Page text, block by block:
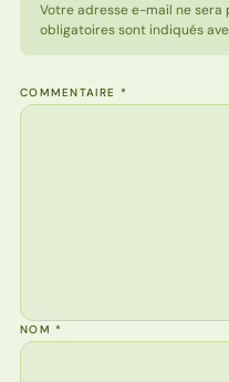
Votre adresse e-mail ne sera
obligatoires sont indiqués
COMMENTAIRE *
NOM*